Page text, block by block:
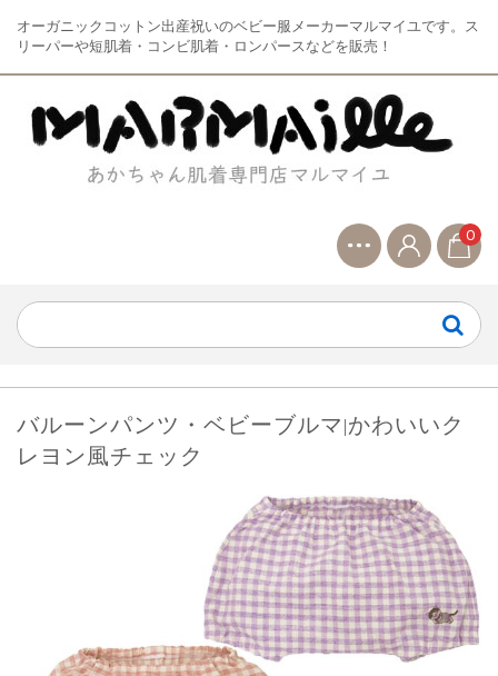
オーガニックコットン出産祝いのベビー服メーカーマルマイユです。ス
リーパーや短肌着・コンビ肌着・ロンパースなどを販売！
0
バルーンパンツ・ベビーブルマ|かわいいク
レヨン風チェック